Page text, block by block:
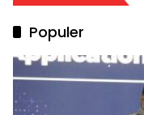
Populer